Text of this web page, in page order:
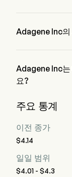
Adagene Inc의
Adagene Inc는
요?
에 대한 분석 평가를
포함합니다
주요 통계
이전 종가
$4.14
일일 범위
$4.01 - $4.3